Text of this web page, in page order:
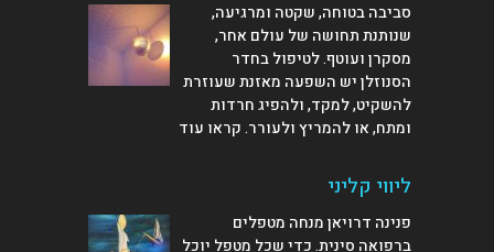
סביבה בטוחה, שקטה ומרגיעה,
שנותנת תחושה של עולם אחר,
מסקרן ועוטף. לטיפול בחדר
הסנוזלן יש השפעה מאזנת שעוזרת
להשקיט, למקד, ולהפיג חרדות
ומתח, או להמריץ ולעורר.קראו עוד
ליווי קליני
פנינה דרויאן מנחה מטפלים
ברפואה סינית. כדי שכל מטפל יוכל